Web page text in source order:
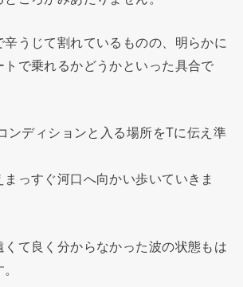
辛うじて割れているものの、明らかに
トで乗れるかどうかといった具合で
ンディションと入る場所をTに伝え準
まっすぐ河口へ向かい歩いていきま
くて良く分からなかった波の状態もは